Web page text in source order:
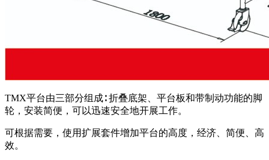
TMX平台由三部分组成∶ 折叠底架、平台板和带制动功能的脚
轮，安装简便，可以迅速安全地开展工作。
可根据需要，使用扩展套件增加平台的高度，经济、简便、高
效。